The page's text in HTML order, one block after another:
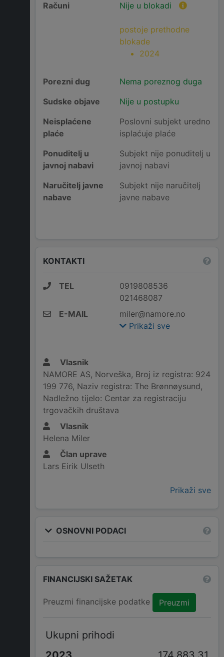
Računi Nije u blokadi
postoje prethodne
blokade
2024
Porezni dug
Nema poreznog duga
Sudske objave
Nije u postupku
Neisplaćene
plaće
Poslovni subjekt uredno
isplaćuje plaće
Ponuditelj u
javnoj nabavi
Subjekt nije ponuditelj u
javnoj nabavi
Naručitelj javne
nabave
Subjekt nije naručitelj
javne nabave
KONTAKTI
TEL
0919808536
021468087
E-MAIL
miler@namore.no
Prikaži sve
Vlasnik
NAMORE AS, Norveška, Broj iz registra: 924
199 776, Naziv registra: The Brønnøysund,
Nadležno tijelo: Centar za registraciju
trgovačkih društava
Vlasnik
Helena Miler
Član uprave
Lars Eirik Ulseth
Prikaži sve
OSNOVNI PODACI
FINANCIJSKI SAŽETAK
Preuzmi financijske podatke Preuzmi
Ukupni prihodi